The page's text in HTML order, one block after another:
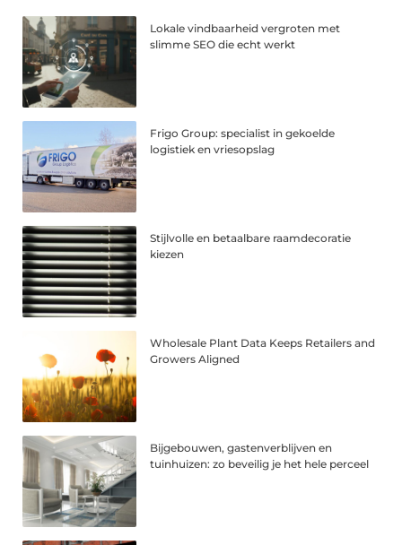
Lokale vindbaarheid vergroten met
slimme SEO die echt werkt
Frigo Group: specialist in gekoelde
logistiek en vriesopslag
Stijlvolle en betaalbare raamdecoratie
kiezen
Wholesale Plant Data Keeps Retailers and
Growers Aligned
Bijgebouwen, gastenverblijven en
tuinhuizen: zo beveilig je het hele perceel